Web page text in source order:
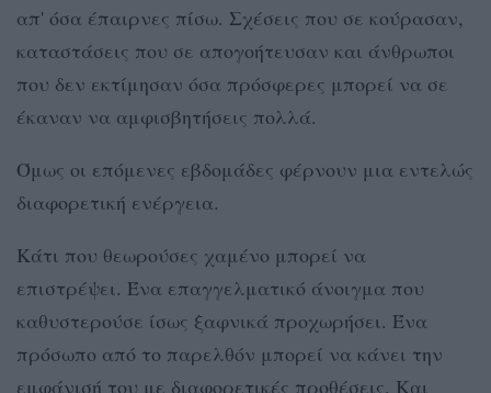
απ' όσα έπαιρνες πίσω. Σχέσεις που σε κούρασαν,
καταστάσεις που σε απογοήτευσαν και άνθρωποι
που δεν εκτίμησαν όσα πρόσφερες μπορεί να σε
έκαναν να αμφισβητήσεις πολλά.
Όμως οι επόμενες εβδομάδες φέρνουν μια εντελώς
διαφορετική ενέργεια.
Κάτι που θεωρούσες χαμένο μπορεί να
επιστρέψει. Ένα επαγγελματικό άνοιγμα που
καθυστερούσε ίσως ξαφνικά προχωρήσει. Ένα
πρόσωπο από το παρελθόν μπορεί να κάνει την
εμφάνισή του με διαφορετικές προθέσεις. Και